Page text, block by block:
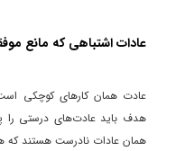
عادات اشتباهی که مانع
عادت همان کارهای کوچکی
هدف باید عادت‌های درستی را
همان عادات نادرست هستند که